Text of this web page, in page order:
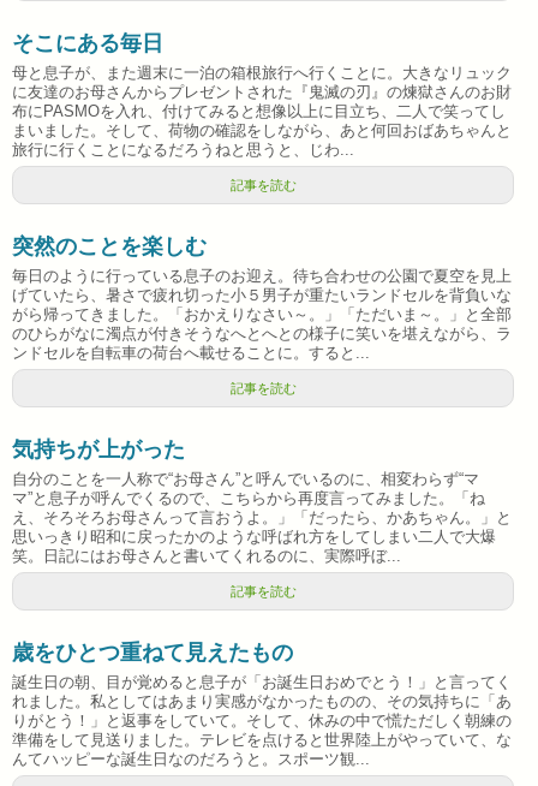
そこにある毎日
母と息子が、また週末に一泊の箱根旅行へ行くことに。大きなリュック
に友達のお母さんからプレゼントされた『鬼滅の刃』の煉獄さんのお財
布にPASMOを入れ、付けてみると想像以上に目立ち、二人で笑ってし
まいました。そして、荷物の確認をしながら、あと何回おばあちゃんと
旅行に行くことになるだろうねと思うと、じわ...
記事を読む
突然のことを楽しむ
毎日のように行っている息子のお迎え。待ち合わせの公園で夏空を見上
げていたら、暑さで疲れ切った小５男子が重たいランドセルを背負いな
がら帰ってきました。「おかえりなさい～。」「ただいま～。」と全部
のひらがなに濁点が付きそうなへとへとの様子に笑いを堪えながら、ラ
ンドセルを自転車の荷台へ載せることに。すると...
記事を読む
気持ちが上がった
自分のことを一人称で“お母さん”と呼んでいるのに、相変わらず“マ
マ”と息子が呼んでくるので、こちらから再度言ってみました。「ね
え、そろそろお母さんって言おうよ。」「だったら、かあちゃん。」と
思いっきり昭和に戻ったかのような呼ばれ方をしてしまい二人で大爆
笑。日記にはお母さんと書いてくれるのに、実際呼ぼ...
記事を読む
歳をひとつ重ねて見えたもの
誕生日の朝、目が覚めると息子が「お誕生日おめでとう！」と言ってく
れました。私としてはあまり実感がなかったものの、その気持ちに「あ
りがとう！」と返事をしていて。そして、休みの中で慌ただしく朝練の
準備をして見送りました。テレビを点けると世界陸上がやっていて、な
んてハッピーな誕生日なのだろうと。スポーツ観...